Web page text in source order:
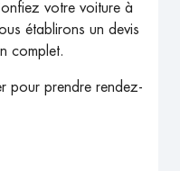
votre voiture à
établirons un devis
complet.
pour prendre rendez-